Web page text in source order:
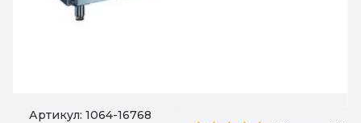
Артикул: 1064-16768